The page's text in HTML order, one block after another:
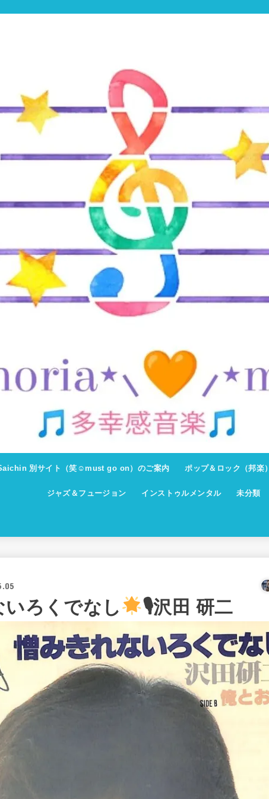
別サイト（笑☺must go on）のご案内 ポップ＆ロック（邦楽）
ジャズ＆フュージョン インストゥルメンタル 未分類
ろくでなし 🎙沢田 研二